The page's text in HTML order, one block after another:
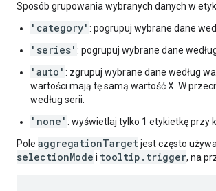
Sposób grupowania wybranych danych w
'category' : pogrupuj wybrane dane
'series' : pogrupuj wybrane dane
'auto' : zgrupuj wybrane dane według
wartości mają tę samą wartość X. W
według serii.
'none' : wyświetlaj tylko 1 etykietkę przy
Pole aggregationTargetjest często
selectionMode i tooltip.trigger, na